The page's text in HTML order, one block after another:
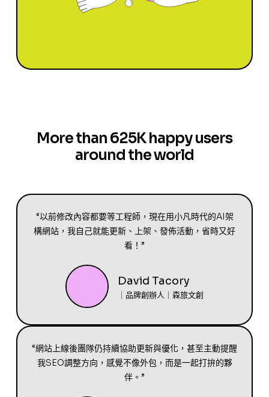
More than 625K happy users
around the world
“以前修改內容都要等工程師，現在用小凡時代的AI架
構網站，我自己就能更新、上架、發佈活動，省時又好
看！”
David Tacory
｜品牌創辦人｜森旅文創
“網站上線後團隊仍持續協助更新與優化，甚至主動提醒
我SEO調整方向，感覺不像外包，而是一起打拚的夥
伴。”